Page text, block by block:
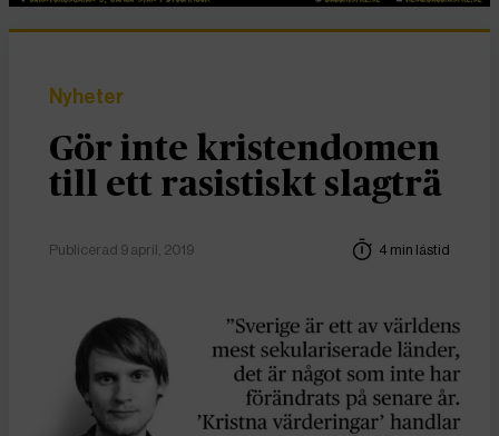
Nyheter
Gör inte kristendomen
till ett rasistiskt slagträ
Publicerad 9 april, 2019 4 min lästid